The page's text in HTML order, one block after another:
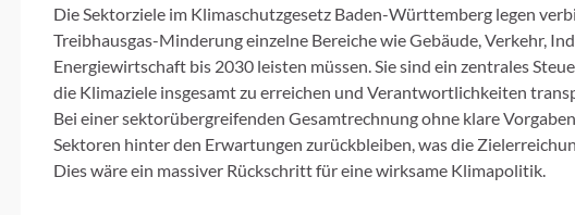
Die Sektorziele im Klimaschutzgesetz Baden-Württemberg legen
Treibhausgas-Minderung einzelne Bereiche wie Gebäude, Verkehr,
Energiewirtschaft bis 2030 leisten müssen. Sie sind ein zentrales
die Klimaziele insgesamt zu erreichen und Verantwortlichkeiten
Bei einer sektorübergreifenden Gesamtrechnung ohne klare
Sektoren hinter den Erwartungen zurückbleiben, was die
Dies wäre ein massiver Rückschritt für eine wirksame Klimapolitik.